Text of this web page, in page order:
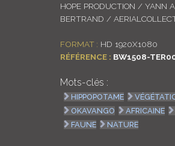
HOPE PRODUCTION / YANN
BERTRAND /
FORMAT : HD 1920X1080
RÉFÉRENCE : BW1508-
Mots-clés :
HIPPOPOTAME
OKAVANGO
AFRICAINE
FAUNE
NATURE